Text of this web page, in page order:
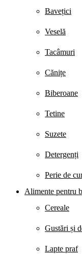
Bavețici
Veselă
Tacâmuri
Cănițe
Biberoane
Tetine
Suzete
Detergenți
Perie de
Alimente pentru
Cereale
Gustări și
Lapte praf